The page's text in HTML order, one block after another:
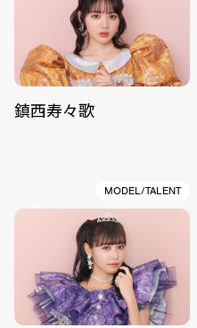
鎮西寿々歌
MODEL/TALENT